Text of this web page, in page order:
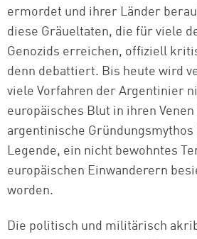
ermordet und ihrer Länder
diese Gräueltaten, die für viele
Genozids erreichen, offiziell
denn debattiert. Bis heute wird
viele Vorfahren der Argentinier
europäisches Blut in ihren Venen
argentinische
Legende, ein nicht bewohntes
europäischen Einwanderern
worden.
Die politisch und militärisch